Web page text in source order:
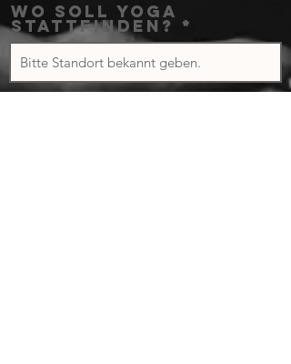
Wo soll Yoga
stattfinden?
Wo soll Yoga